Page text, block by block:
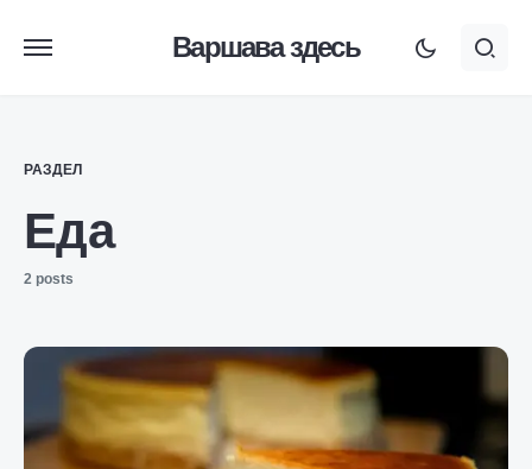
Варшава здесь
РАЗДЕЛ
Еда
2 posts